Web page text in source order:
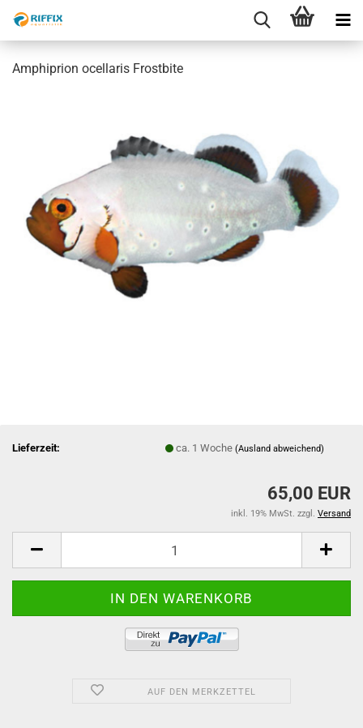
Amphiprion ocellaris Frostbite
Lieferzeit: ca. 1 Woche(Ausland abweichend)
65,00 EUR
inkl. 19% MwSt. zzgl. Versand
AUF DEN MERKZETTEL